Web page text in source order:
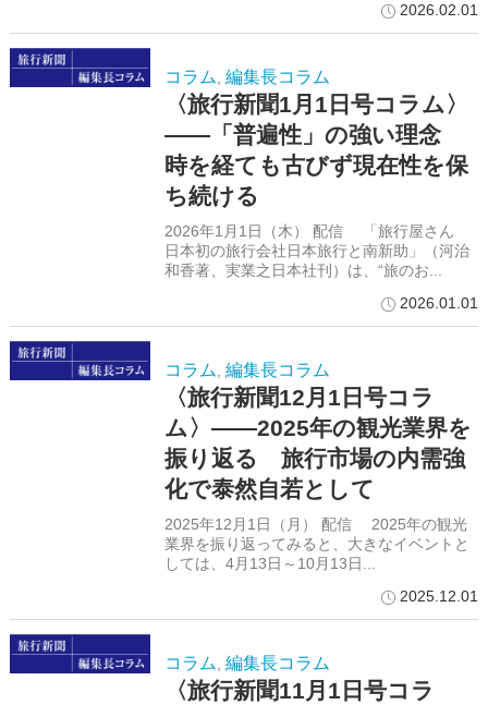
2026.02.01
コラム, 編集長コラム
〈旅行新聞1月1日号コラム〉
――「普遍性」の強い理念
時を経ても古びず現在性を保
ち続ける
2026年1月1日（木） 配信 「旅行屋さん
日本初の旅行会社日本旅行と南新助」（河治
和香著、実業之日本社刊）は、“旅のお...
2026.01.01
コラム 編集長コラム
〈旅行新聞12月1日号コラ
ム〉――2025年の観光業界を
振り返る 旅行市場の内需強
化で泰然自若として
2025年12月1日（月） 配信 2025年の観光
業界を振り返ってみると、大きなイベントと
しては、4月13日～10月13日...
2025.12.01
コラム 編集長コラム
〈旅行新聞11月1日号コラ